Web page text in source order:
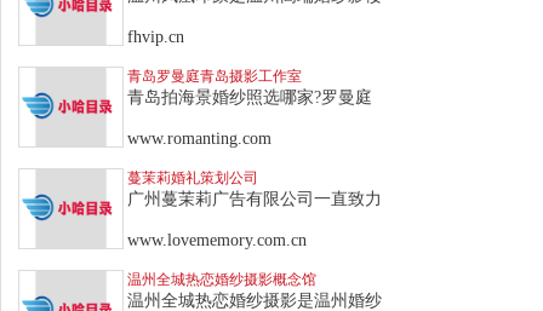
fhvip.cn
青岛罗曼庭青岛摄影工作室
青岛拍海景婚纱照选哪家?罗曼庭
www.romanting.com
蔓茉莉婚礼策划公司
广州蔓茉莉广告有限公司一直致力
www.lovememory.com.cn
温州全城热恋婚纱摄影概念馆
温州全城热恋婚纱摄影是温州婚纱